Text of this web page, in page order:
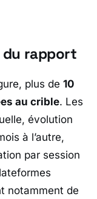
rapport
plus de 10
au crible. Les
évolution
à l’autre,
par session
notamment de